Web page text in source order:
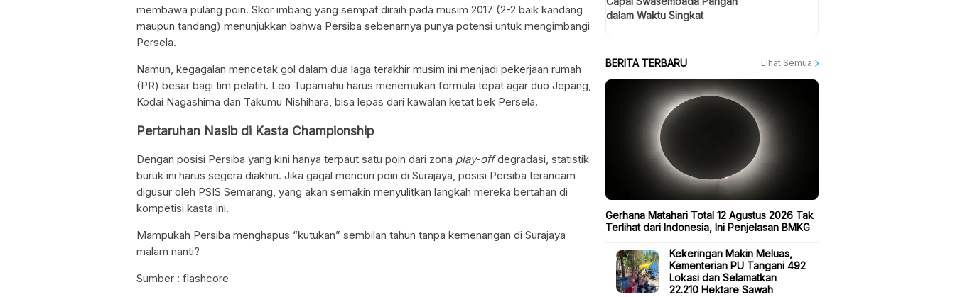
membawa pulang poin. Skor imbang yang sempat diraih pada musim 2017 (2-2 baik kandang
maupun tandang) menunjukkan bahwa Persiba sebenarnya punya potensi untuk mengimbangi
Persela.
Namun, kegagalan mencetak gol dalam dua laga terakhir musim ini menjadi pekerjaan rumah
(PR) besar bagi tim pelatih. Leo Tupamahu harus menemukan formula tepat agar duo Jepang,
Kodai Nagashima dan Takumu Nishihara, bisa lepas dari kawalan ketat bek Persela.
Pertaruhan Nasib di Kasta Championship
Dengan posisi Persiba yang kini hanya terpaut satu poin dari zona play-offdegradasi, statistik
buruk ini harus segera diakhiri. Jika gagal mencuri poin di Surajaya, posisi Persiba terancam
digusur oleh PSIS Semarang, yang akan semakin menyulitkan langkah mereka bertahan di
kompetisi kasta ini.
Mampukah Persiba menghapus “kutukan” sembilan tahun tanpa kemenangan di Surajaya
malam nanti?
Sumber : flashcore
dalam Waktu Singkat
BERITA TERBARU Lihat Semua
Gerhana Matahari Total 12 Agustus 2026 Tak
Terlihat dari Indonesia, Ini Penjelasan BMKG
Kekeringan Makin Meluas,
Kementerian PU Tangani 492
Lokasi dan Selamatkan
22.210 Hektare Sawah